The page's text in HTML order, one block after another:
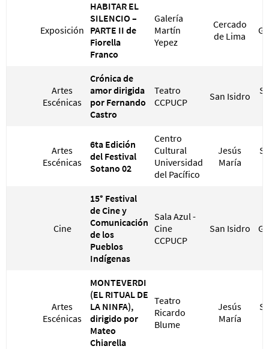
Exposición
HABITAR EL
SILENCIO –
PARTE II de
Fiorella
Franco
Galería
Martín
Yepez
Cercado
de Lima
Artes
Escénicas
Crónica de
amor dirigida
por Fernando
Castro
Teatro
CCPUCP
San Isidro
Artes
Escénicas
6ta Edición
del Festival
Sotano 02
Centro
Cultural
Universidad
del Pacífico
Jesús
María
Cine
15° Festival
de Cine y
Comunicación
de los
Pueblos
Indígenas
Sala Azul -
Cine
CCPUCP
San Isidro
Artes
Escénicas
MONTEVERDI
(EL RITUAL DE
LA NINFA),
dirigido por
Mateo
Chiarella
Teatro
Ricardo
Blume
Jesús
María